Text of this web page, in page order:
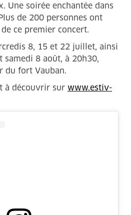
Une soirée enchantée dans
de 200 personnes ont
ce premier concert.
8, 15 et 22 juillet, ainsi
samedi 8 août, à 20h30,
du fort Vauban.
à découvrir sur www.estiv-